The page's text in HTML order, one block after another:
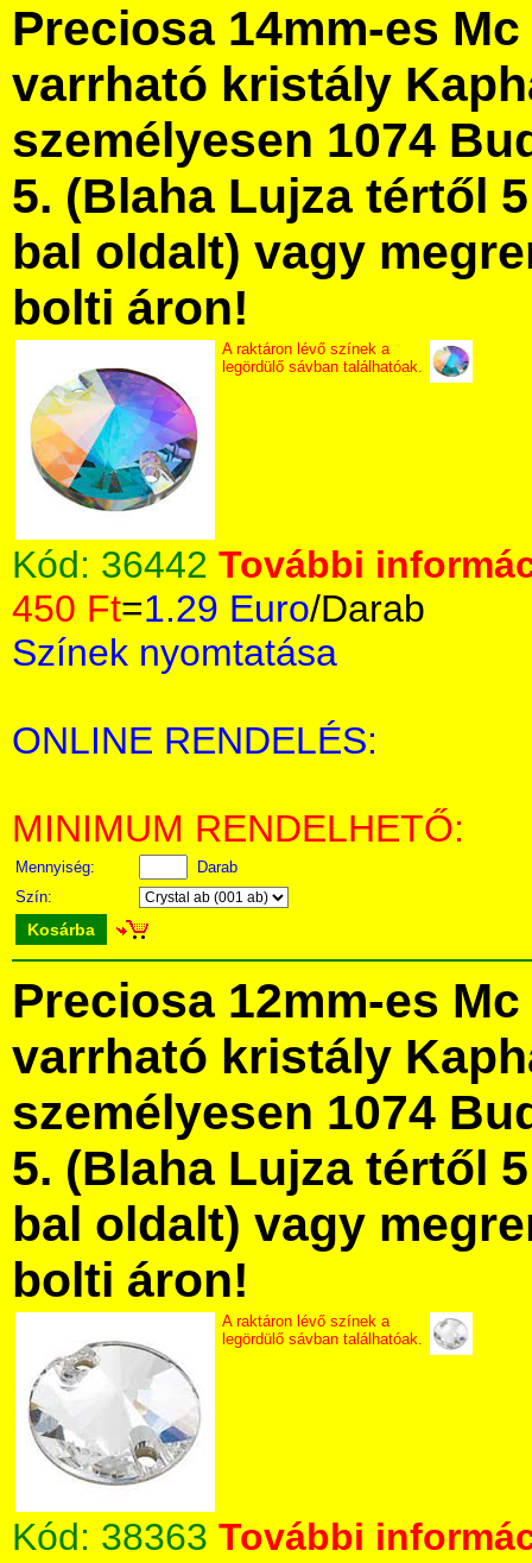
Preciosa 14mm-es
varrható kristály
személyesen 1074
5. (Blaha Lujza tértől
bal oldalt) vagy
bolti áron!
A raktáron lévő színek a
legördülő sávban találhatóak.
Kód: 36442 További
450 Ft=1.29 Euro/Darab
Színek nyomtatása
ONLINE RENDELÉS:
MINIMUM RENDELHETŐ:
Mennyiség:
Darab
Szín:
Kosárba
Preciosa 12mm-es
varrható kristály
személyesen 1074
5. (Blaha Lujza tértől
bal oldalt) vagy
bolti áron!
A raktáron lévő színek a
legördülő sávban találhatóak.
Kód: 38363 További